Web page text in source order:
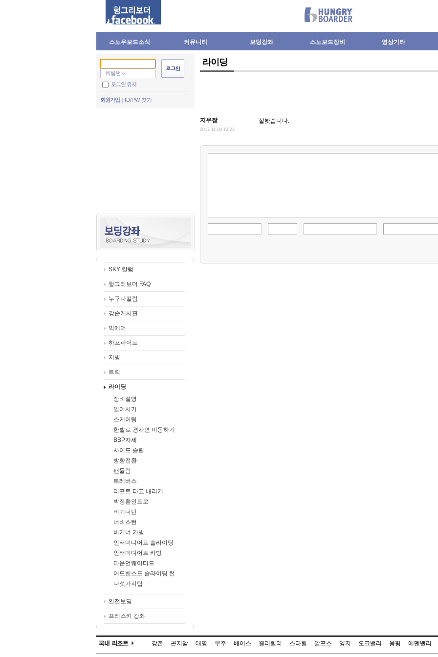
스노우보드소식 커뮤니티 보딩강좌 스노보드장비 영상기타
로그인 유지
회원가입 ID/PW 찾기
SKY 칼럼
헝그리보더 FAQ
누구나컬럼
강습게시판
빅에어
하프파이프
지빙
트릭
라이딩
장비설명
일어서기
스케이팅
한발로 경사면 이동하기
BBP자세
사이드 슬립
방향전환
팬듈럼
트레버스
리프트 타고 내리기
박정환인트로
비기너턴
너비스턴
비기너 카빙
인터미디어트 슬라이딩
인터미디어트 카빙
다운언웨이티드
어드밴스드 슬라이딩 턴
다섯가지팁
안전보딩
프리스키 강좌
라이딩
지우짱
2017.11.08 12:23
잘봣습니다.
강촌 곤지암 대명 무주 베어스 웰리힐리 스타힐 알프스 양지 오크밸리 용평 에덴밸리